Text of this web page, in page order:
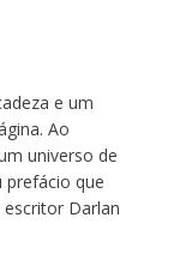
e um
Ao
universo de
prefácio que
Darlan